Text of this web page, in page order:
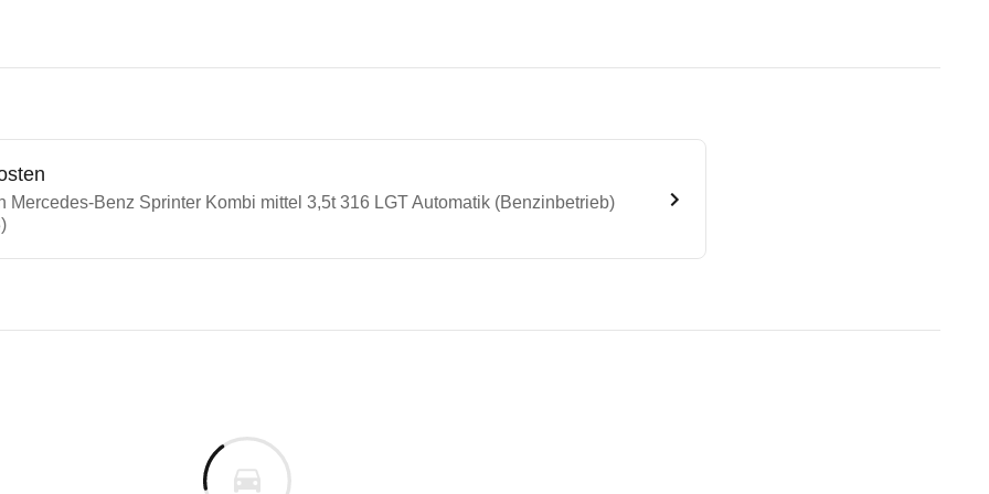
Mercedes-Benz Sprinter Kombi mittel 3,5t 316 LGT Automatik (Benzinbetrieb)
Baureihengeneration wie das ausgewählte Fahrzeug.